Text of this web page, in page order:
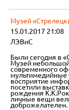
Музей
15.01.2017 21:08
ЛЭВиС
Были сегодня в
Музей
современного
мультимедийные
восприятие
посетили
рождения
личные вещи
доброжелателен.